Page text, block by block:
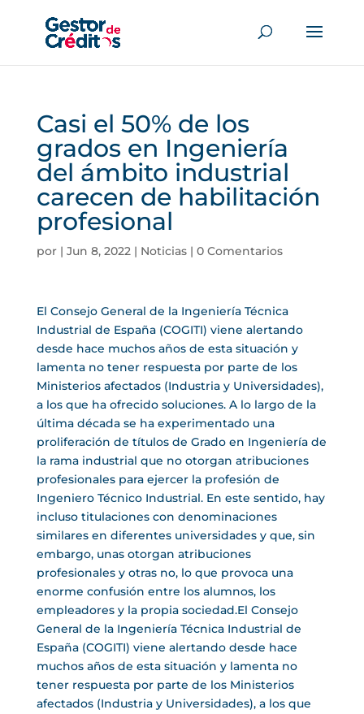
Casi el 50% de los
grados en Ingeniería
del ámbito industrial
carecen de habilitación
profesional
por | Jun 8, 2022| Noticias| 0 Comentarios
El Consejo General de la Ingeniería Técnica
Industrial de España (COGITI) viene alertando
desde hace muchos años de esta situación y
lamenta no tener respuesta por parte de los
Ministerios afectados (Industria y Universidades),
a los que ha ofrecido soluciones. A lo largo de la
última década se ha experimentado una
proliferación de títulos de Grado en Ingeniería de
la rama industrial que no otorgan atribuciones
profesionales para ejercer la profesión de
Ingeniero Técnico Industrial. En este sentido, hay
incluso titulaciones con denominaciones
similares en diferentes universidades y que, sin
embargo, unas otorgan atribuciones
profesionales y otras no, lo que provoca una
enorme confusión entre los alumnos, los
empleadores y la propia sociedad.El Consejo
General de la Ingeniería Técnica Industrial de
España (COGITI) viene alertando desde hace
muchos años de esta situación y lamenta no
tener respuesta por parte de los Ministerios
afectados (Industria y Universidades), a los que